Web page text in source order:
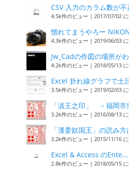
CSV 入力のカラム数が
4.5k件のビュー | 2017/07/02
惚れてまうやろー
4.3k件のビュー | 2019/06/03
Jw_Cadの作図の場所が
4.2k件のビュー | 2018/05/13
Excel 折れ線グラフで土
3.5k件のビュー | 2019/02/03
「滇王之印」 －福岡市
3.2k件のビュー | 2016/08/13
「漢委奴国王」の読み方
3.2k件のビュー | 2015/11/16
Excel & Access のEnte...
2.8k件のビュー | 2018/05/15